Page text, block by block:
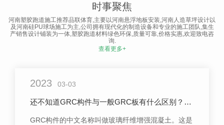
透气塑胶跑道施工准备 根据其性质和内容，项目开工建设
包括：技术准备、...
时事聚焦
河南塑胶跑道施工推荐品联体育,主要以河南悬浮地板安装,河南人造草坪设计以
及河南硅PU球场施工为主,公司拥有现代化的制造设备和专业的施工团队,集生
产销售设计铺装为一体,塑胶跑道材料绿色环保,质量可靠,价格实惠,欢迎致电咨
询.
查看更多+
2023 03-03
还不知道GRC构件与一般GRC板有什么区别？赶忙来看看
GRC构件的中文名称叫做玻璃纤维增强混凝土。这是